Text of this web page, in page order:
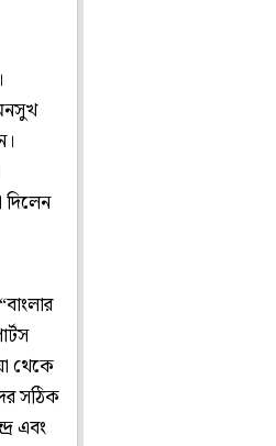
দিলেন
থেকে
সঠিক
এবং